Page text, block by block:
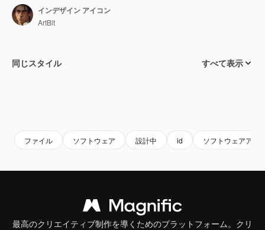
インデザイン アイコン
ArtBit
同じスタイル すべて表示
ファイル ソフトウェア 設計中 id ソフトウェアアプ
最高のクリエイティブ制作を導くためのプラットフォーム。クリ